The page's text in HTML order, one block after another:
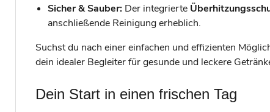
Sicher & Sauber: Der integrierte
anschließende Reinigung erheblich.
Suchst du nach einer einfachen und effizienten
dein idealer Begleiter für gesunde und leckere
Dein Start in einen frischen Tag